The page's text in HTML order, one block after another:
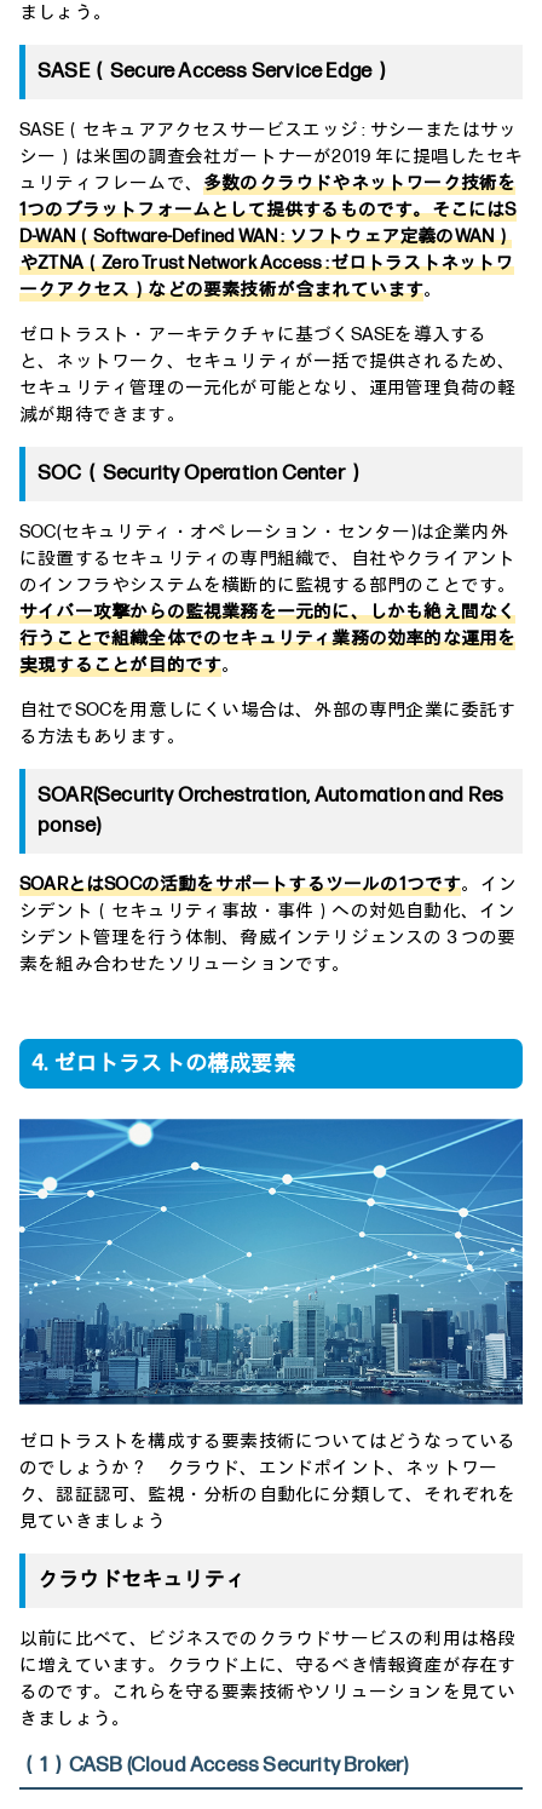
ましょう。
SASE（Secure Access Service Edge）
SASE（セキュアアクセスサービスエッジ : サシーまたはサッ
シー）は米国の調査会社ガートナーが2019 年に提唱したセキ
ュリティフレームで、 多数のクラウドやネットワーク技術を
1つのプラットフォームとして提供するものです。そこにはS
D-WAN（Software-Defined WAN : ソフトウェア定義のWAN）
やZTNA（Zero Trust Network Access :ゼロトラストネットワ
ークアクセス）などの要素技術が含まれています。
ゼロトラスト・アーキテクチャに基づくSASEを導入する
と、ネットワーク、セキュリティが一括で提供されるため、
セキュリティ管理の一元化が可能となり、運用管理負荷の軽
減が期待できます。
SOC（Security Operation Center）
SOC(セキュリティ・オペレーション・センター)は企業内外
に設置するセキュリティの専門組織で、自社やクライアント
のインフラやシステムを横断的に監視する部門のことです。
サイバー攻撃からの監視業務を一元的に、しかも絶え間なく
行うことで組織全体でのセキュリティ業務の効率的な運用を
実現することが目的です。
自社でSOCを用意しにくい場合は、外部の専門企業に委託す
る方法もあります。
SOAR(Security Orchestration, Automation and Res
ponse)
SOARとはSOCの活動をサポートするツールの1つです。イン
シデント（セキュリティ事故・事件）への対処自動化、イン
シデント管理を行う体制、脅威インテリジェンスの３つの要
素を組み合わせたソリューションです。
4. ゼロトラストの構成要素
ゼロトラストを構成する要素技術についてはどうなっている
のでしょうか？ クラウド、エンドポイント、ネットワー
ク、認証認可、監視・分析の自動化に分類して、それぞれを
見ていきましょう
クラウドセキュリティ
以前に比べて、ビジネスでのクラウドサービスの利用は格段
に増えています。クラウド上に、守るべき情報資産が存在す
るのです。これらを守る要素技術やソリューションを見てい
きましょう。
（1）CASB (Cloud Access Security Broker)